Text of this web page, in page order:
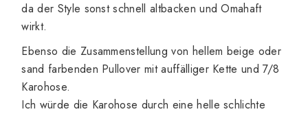
da der Style sonst schnell altbacken und Omahaft
wirkt.
Ebenso die Zusammenstellung von hellem beige oder
sand farbenden Pullover mit auffälliger Kette und 7/8
Karohose.
Ich würde die Karohose durch eine helle schlichte